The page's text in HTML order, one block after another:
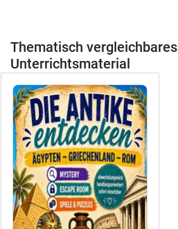
Thematisch vergleichbares
Unterrichtsmaterial